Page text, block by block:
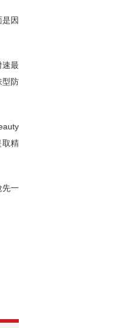
因
速最
型防
取精
先一